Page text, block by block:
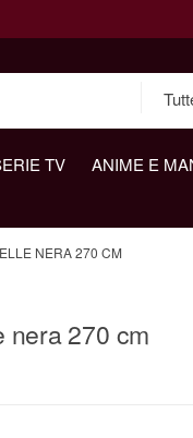
TV ANIME E
NERA 270 CM
nera 270 cm